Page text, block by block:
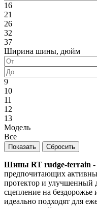
16
21
26
32
37
Ширина шины, дюйм
9
10
11
12
13
Модель
Все
Шины RT rudge-terrain -
предпочитающих
протектор и улучшенный
сцепление на
идеально подходят для